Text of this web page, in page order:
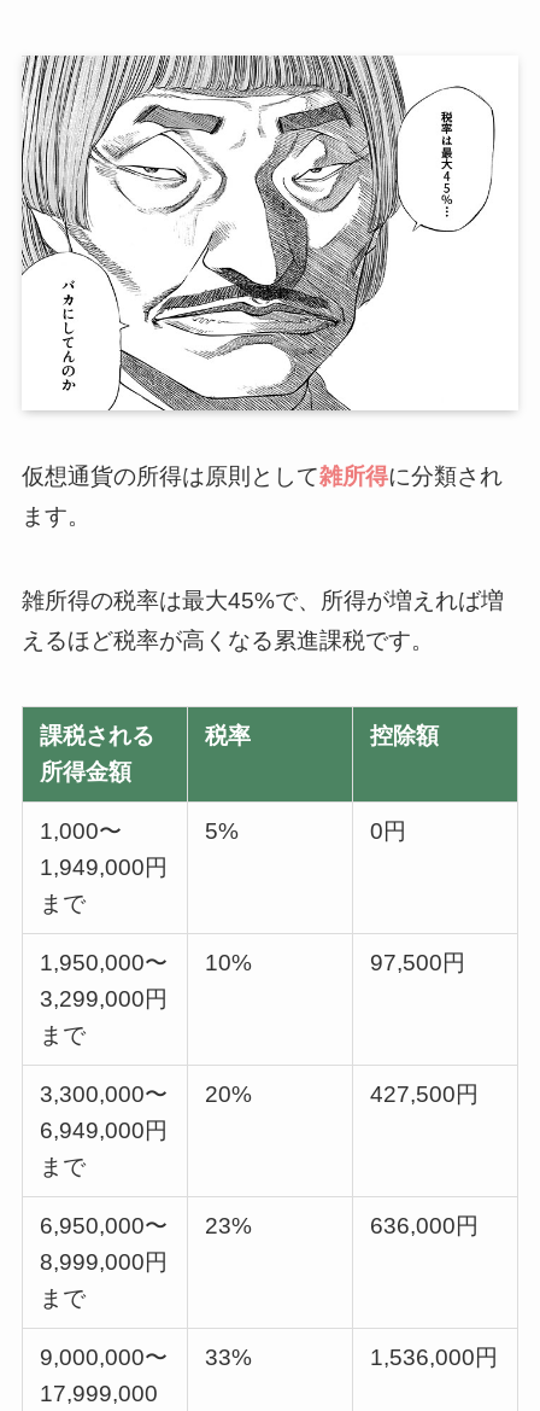
仮想通貨の所得は原則として雑所得に分類され
ます。
雑所得の税率は最大45%で、所得が増えれば増
えるほど税率が高くなる累進課税です。
課税される
所得金額
税率 控除額
1,000〜
1,949,000円
まで
5% 0円
1,950,000〜
3,299,000円
まで
10% 97,500円
3,300,000〜
6,949,000円
まで
20% 427,500円
6,950,000〜
8,999,000円
まで
23% 636,000円
9,000,000〜
17,999,000
33% 1,536,000円